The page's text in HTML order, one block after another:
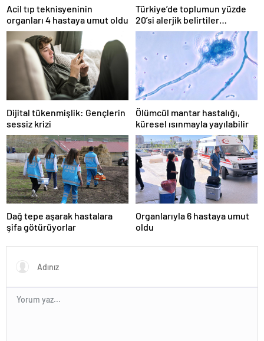
Acil tıp teknisyeninin
organları 4 hastaya umut oldu
Türkiye’de toplumun yüzde
20’si alerjik belirtiler
gösteriyor
Dijital tükenmişlik: Gençlerin
sessiz krizi
Ölümcül mantar hastalığı,
küresel ısınmayla yayılabilir
Dağ tepe aşarak hastalara
şifa götürüyorlar
Organlarıyla 6 hastaya umut
oldu